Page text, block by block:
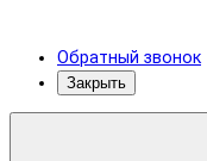
Обратный звонок
Закрыть